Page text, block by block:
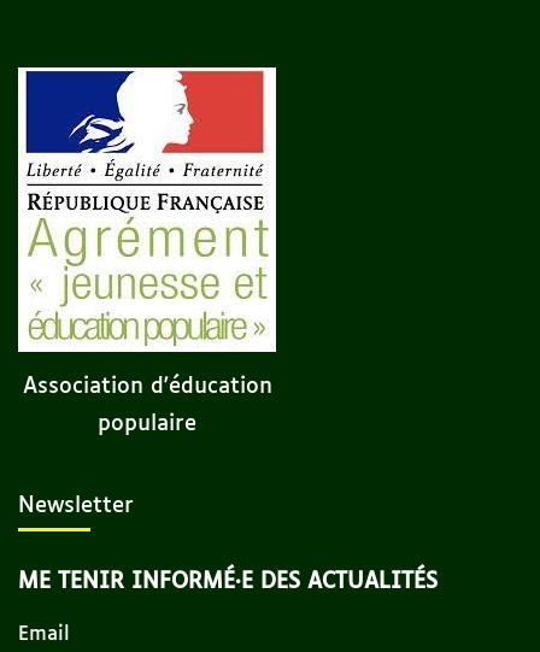
Association d'éducation
populaire
Newsletter
ME TENIR INFORMÉ·E DES ACTUALITÉS
Email